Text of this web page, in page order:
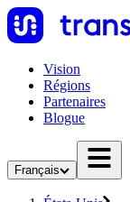
Vision
Régions
Partenaires
Blogue
Français